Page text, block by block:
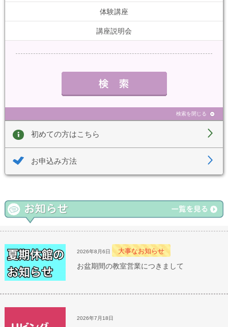
体験講座
講座説明会
検索を閉じる
初めての方はこちら
お申込み方法
2026年8月6日 大事なお知らせ
お盆期間の教室営業につきまして
2026年7月18日